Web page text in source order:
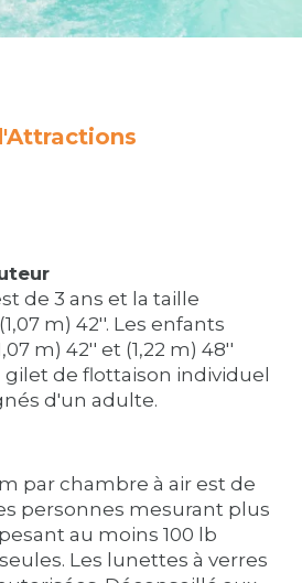
de 3 ans et la taille
m) 42''. Les enfants
m) 42'' et (1,22 m) 48''
de flottaison individuel
d'un adulte.
par chambre à air est de
personnes mesurant plus
au moins 100 lb
Les lunettes à verres